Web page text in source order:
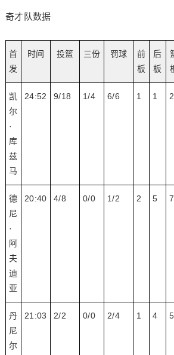
奇才队数据
首
发
时间 投篮 三份 罚球
前
板
后
板
凯
尔
·
库
兹
马
24:52 9/18 1/4 6/6 1 1 2
德
尼
·
阿
夫
迪
亚
20:40 4/8 0/0 1/2 2 5 7
丹
尼
尔
21:03 2/2 0/0 2/4 1 4 5